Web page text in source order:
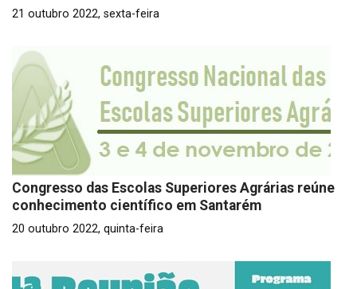
21 outubro 2022, sexta-feira
Congresso das Escolas Superiores Agrárias reúne
conhecimento científico em Santarém
20 outubro 2022, quinta-feira